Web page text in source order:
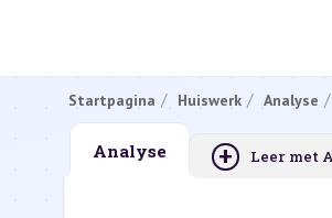
Startpagina Huiswerk Analyse
Analyse + Leer met